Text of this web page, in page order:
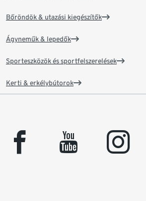
Bőröndök & utazási kiegészítők
Ágyneműk & lepedők
Sporteszközök és sportfelszerelések
Kerti & erkélybútorok
facebook youtube instagram